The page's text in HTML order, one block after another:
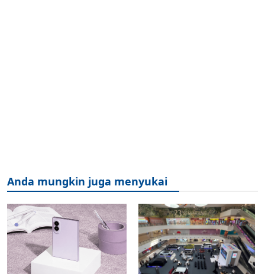
Anda mungkin juga menyukai